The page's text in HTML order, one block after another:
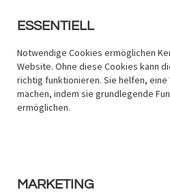
INHALT
THEMA SOFTWARE/
der
ESSENTIELL
Notwendige Cookies ermöglichen
Website. Ohne diese Cookies kann
richtig funktionieren. Sie helfen, eine
machen, indem sie grundlegende
ermöglichen.
MARKETING